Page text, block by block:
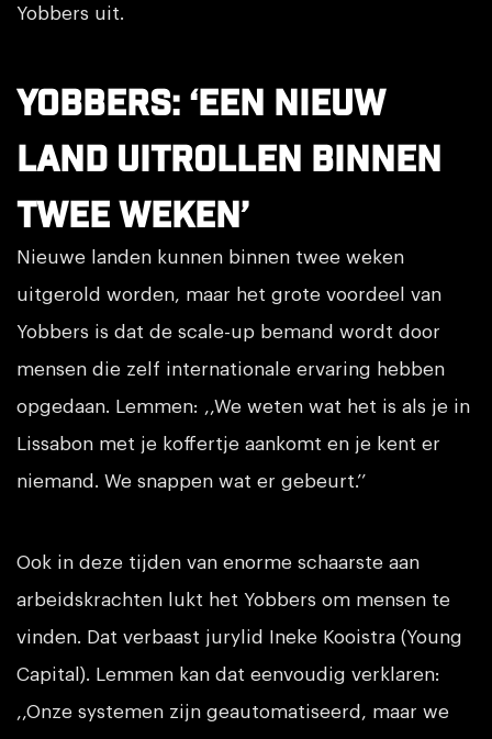
Yobbers uit.
Yobbers: ‘Een nieuw
land uitrollen binnen
twee weken’
Nieuwe landen kunnen binnen twee weken
uitgerold worden, maar het grote voordeel van
Yobbers is dat de scale-up bemand wordt door
mensen die zelf internationale ervaring hebben
opgedaan. Lemmen: ,,We weten wat het is als je in
Lissabon met je koffertje aankomt en je kent er
niemand. We snappen wat er gebeurt.’’
Ook in deze tijden van enorme schaarste aan
arbeidskrachten lukt het Yobbers om mensen te
vinden. Dat verbaast jurylid Ineke Kooistra (Young
Capital). Lemmen kan dat eenvoudig verklaren:
,,Onze systemen zijn geautomatiseerd, maar we